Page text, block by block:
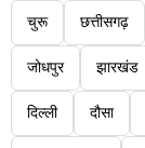
चुरू छत्तीसगढ़
जोधपुर झारखंड
दिल्ली दौसा